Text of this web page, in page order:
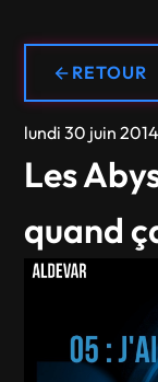
RETOUR
lundi 30 juin 2014
Les
quand